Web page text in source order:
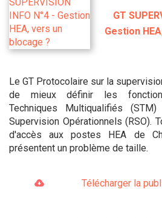
GT
Gestion
Le GT Protocolaire sur la
de mieux définir les
Techniques Multiqualifiés
Supervision Opérationnels (RSO).
d'accès aux postes HEA de
présentent un problème de taille.
Télécharger la